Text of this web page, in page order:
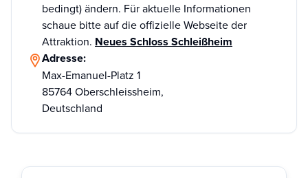
bedingt) ändern. Für aktuelle Informationen
schaue bitte auf die offizielle Webseite der
Attraktion. Neues Schloss Schleißheim
Adresse:
Max-Emanuel-Platz 1
85764 Oberschleissheim,
Deutschland